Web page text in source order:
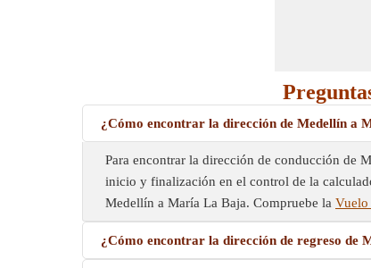
¿Cómo encontrar la dirección de Medellín a
Para encontrar la dirección de conducción de
inicio y finalización en el control de la
Medellín a María La Baja. Compruebe la Vuelo
¿Cómo encontrar la dirección de regreso de